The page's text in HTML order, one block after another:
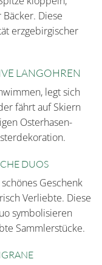
Diese
erzgebirgischer
LANGOHREN
legt sich
fährt auf Skiern
Osterhasen-
DUOS
Geschenk
Verliebte. Diese
symbolisieren
Sammlerstücke.